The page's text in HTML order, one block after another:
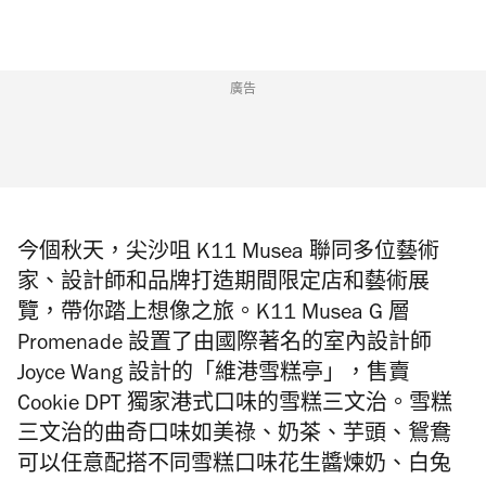
廣告
今個秋天，尖沙咀 K11 Musea 聯同多位藝術
家、設計師和品牌打造期間限定店和藝術展
覽，帶你踏上想像之旅。K11 Musea G 層
Promenade 設置了由國際著名的室內設計師
Joyce Wang 設計的「維港雪糕亭」，售賣
Cookie DPT 獨家港式口味的雪糕三文治。雪糕
三文治的曲奇口味如美祿、奶茶、芋頭、鴛鴦
可以任意配搭不同雪糕口味花生醬煉奶、白兔